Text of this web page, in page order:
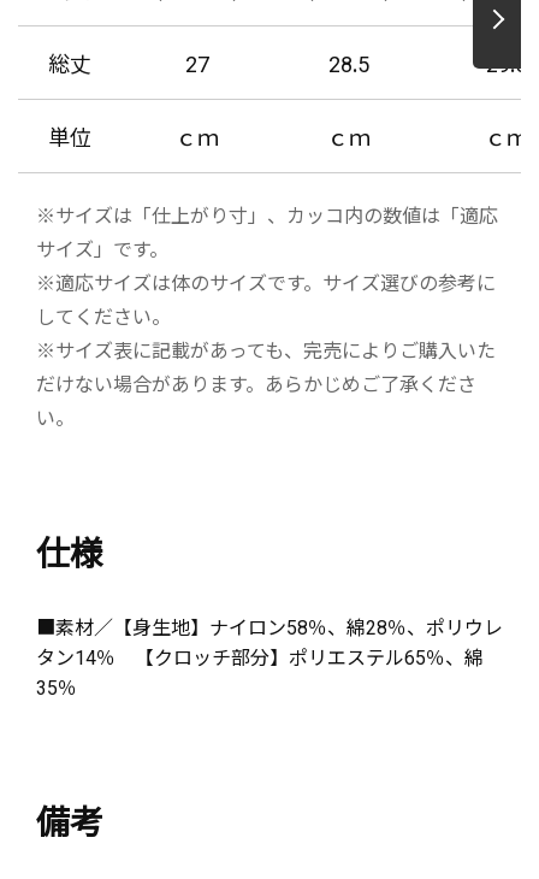
総丈 27 28.5 29.5
単位 ｃｍ ｃｍ ｃｍ
※サイズは「仕上がり寸」、カッコ内の数値は「適応
サイズ」です。
※適応サイズは体のサイズです。サイズ選びの参考に
してください。
※サイズ表に記載があっても、完売によりご購入いた
だけない場合があります。あらかじめご了承くださ
い。
仕様
■素材／【身生地】ナイロン58％、綿28％、ポリウレ
タン14％ 【クロッチ部分】ポリエステル65％、綿
35％
備考